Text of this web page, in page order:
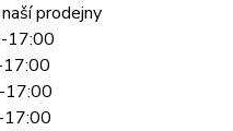
prodejny
17:00
17:00